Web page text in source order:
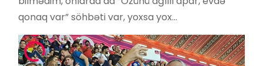
qonaq var” söhbəti var, yoxsa yox…